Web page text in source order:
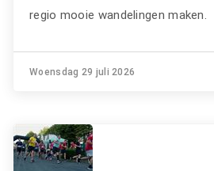
regio mooie wandelingen maken.
Woensdag 29 juli 2026